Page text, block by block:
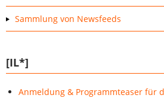
Sammlung von Newsfeeds
[IL*]
Anmeldung & Programmteaser für